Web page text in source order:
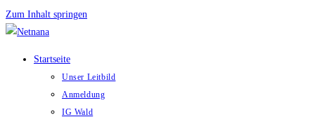
Zum Inhalt springen
Startseite
Unser Leitbild
Anmeldung
IG Wald